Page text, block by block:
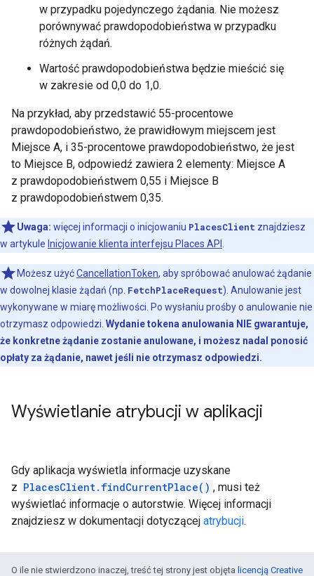
w przypadku pojedynczego żądania. Nie możesz
porównywać prawdopodobieństwa w przypadku
różnych żądań.
Wartość prawdopodobieństwa będzie mieścić się
w zakresie od 0,0 do 1,0.
Na przykład, aby przedstawić 55-procentowe
prawdopodobieństwo, że prawidłowym miejscem jest
Miejsce A, i 35-procentowe prawdopodobieństwo, że jest
to Miejsce B, odpowiedź zawiera 2 elementy: Miejsce A
z prawdopodobieństwem 0,55 i Miejsce B
z prawdopodobieństwem 0,35.
Uwaga: więcej informacji o inicjowaniu PlacesClient znajdziesz
w artykule Inicjowanie klienta interfejsu Places API
Możesz użyćCancellationToken, aby spróbować anulować żądanie
w dowolnej klasie żądań (np. FetchPlaceRequest). Anulowanie jest
wykonywane w miarę możliwości. Po wysłaniu prośby o anulowanie nie
otrzymasz odpowiedzi. Wydanie tokena anulowania NIE gwarantuje,
że konkretne żądanie zostanie anulowane, i możesz nadal ponosić
opłaty za żądanie, nawet jeśli nie otrzymasz odpowiedzi.
Wyświetlanie atrybucji w aplikacji
Gdy aplikacja wyświetla informacje uzyskane
z PlacesClient.findCurrentPlace() , musi też
wyświetlać informacje o autorstwie. Więcej informacji
znajdziesz w dokumentacji dotyczącej atrybucji.
O ile nie stwierdzono inaczej, treść tej strony jest objęta licencją Creative